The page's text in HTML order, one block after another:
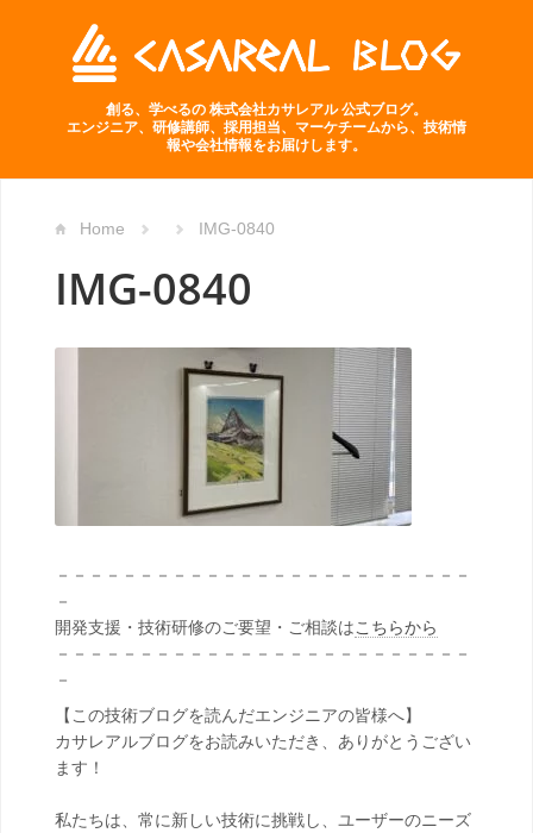
創る、学べるの 株式会社カサレアル 公式ブログ。
エンジニア、研修講師、採用担当、マーケチームから、技術情
報や会社情報をお届けします。
Home IMG-0840
IMG-0840
－－－－－－－－－－－－－－－－－－－－－－－－－
－
開発支援・技術研修のご要望・ご相談はこちらから
－－－－－－－－－－－－－－－－－－－－－－－－－
－
【この技術ブログを読んだエンジニアの皆様へ】
カサレアルブログをお読みいただき、ありがとうござい
ます！
私たちは、常に新しい技術に挑戦し、ユーザーのニーズ